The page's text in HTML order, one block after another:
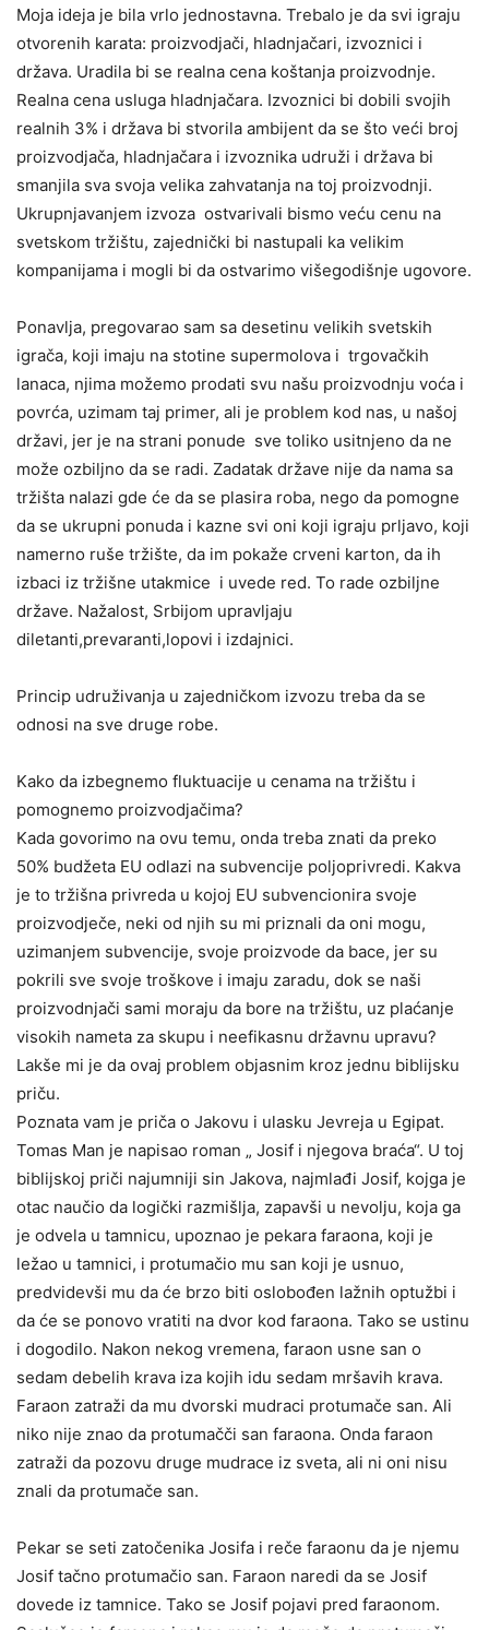
Moja ideja je bila vrlo jednostavna. Trebalo je da svi igraju
otvorenih karata: proizvodjači, hladnjačari, izvoznici i
država. Uradila bi se realna cena koštanja proizvodnje.
Realna cena usluga hladnjačara. Izvoznici bi dobili svojih
realnih 3% i država bi stvorila ambijent da se što veći broj
proizvodjača, hladnjačara i izvoznika udruži i država bi
smanjila sva svoja velika zahvatanja na toj proizvodnji.
Ukrupnjavanjem izvoza ostvarivali bismo veću cenu na
svetskom tržištu, zajednički bi nastupali ka velikim
kompanijama i mogli bi da ostvarimo višegodišnje ugovore.
Ponavlja, pregovarao sam sa desetinu velikih svetskih
igrača, koji imaju na stotine supermolova i trgovačkih
lanaca, njima možemo prodati svu našu proizvodnju voća i
povrća, uzimam taj primer, ali je problem kod nas, u našoj
državi, jer je na strani ponude sve toliko usitnjeno da ne
može ozbiljno da se radi. Zadatak države nije da nama sa
tržišta nalazi gde će da se plasira roba, nego da pomogne
da se ukrupni ponuda i kazne svi oni koji igraju prljavo, koji
namerno ruše tržište, da im pokaže crveni karton, da ih
izbaci iz tržišne utakmice i uvede red. To rade ozbiljne
države. Nažalost, Srbijom upravljaju
diletanti,prevaranti,lopovi i izdajnici.
Princip udruživanja u zajedničkom izvozu treba da se
odnosi na sve druge robe.
Kako da izbegnemo fluktuacije u cenama na tržištu i
pomognemo proizvodjačima?
Kada govorimo na ovu temu, onda treba znati da preko
50% budžeta EU odlazi na subvencije poljoprivredi. Kakva
je to tržišna privreda u kojoj EU subvencionira svoje
proizvodječe, neki od njih su mi priznali da oni mogu,
uzimanjem subvencije, svoje proizvode da bace, jer su
pokrili sve svoje troškove i imaju zaradu, dok se naši
proizvodnjači sami moraju da bore na tržištu, uz plaćanje
visokih nameta za skupu i neefikasnu državnu upravu?
Lakše mi je da ovaj problem objasnim kroz jednu biblijsku
priču.
Poznata vam je priča o Jakovu i ulasku Jevreja u Egipat.
Tomas Man je napisao roman „ Josif i njegova braća“. U toj
biblijskoj priči najumniji sin Jakova, najmlađi Josif, kojga je
otac naučio da logički razmišlja, zapavši u nevolju, koja ga
je odvela u tamnicu, upoznao je pekara faraona, koji je
ležao u tamnici, i protumačio mu san koji je usnuo,
predvidevši mu da će brzo biti oslobođen lažnih optužbi i
da će se ponovo vratiti na dvor kod faraona. Tako se ustinu
i dogodilo. Nakon nekog vremena, faraon usne san o
sedam debelih krava iza kojih idu sedam mršavih krava.
Faraon zatraži da mu dvorski mudraci protumače san. Ali
niko nije znao da protumačči san faraona. Onda faraon
zatraži da pozovu druge mudrace iz sveta, ali ni oni nisu
znali da protumače san.
Pekar se seti zatočenika Josifa i reče faraonu da je njemu
Josif tačno protumačio san. Faraon naredi da se Josif
dovede iz tamnice. Tako se Josif pojavi pred faraonom.